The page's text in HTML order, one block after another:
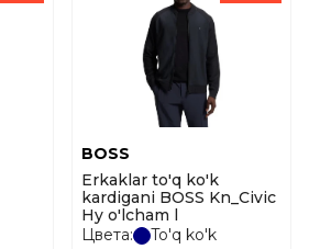
BOSS
Erkaklar to'q ko'k
kardigani BOSS Kn_Civic
Hy o'lcham l
Цвета:
To'q ko'k